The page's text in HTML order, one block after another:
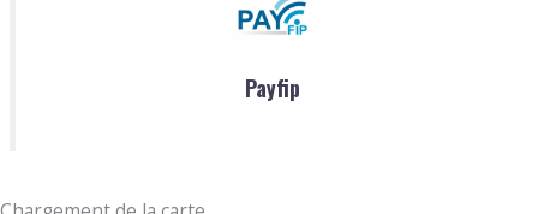
Payfip